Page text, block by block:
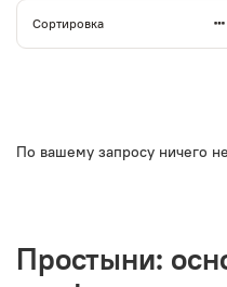
Сортировка
По вашему запросу ничего
Простыни: